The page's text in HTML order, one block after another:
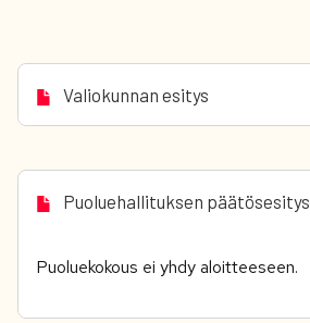
Valiokunnan esitys
Puoluehallituksen päätösesitys
Puoluekokous ei yhdy aloitteeseen.